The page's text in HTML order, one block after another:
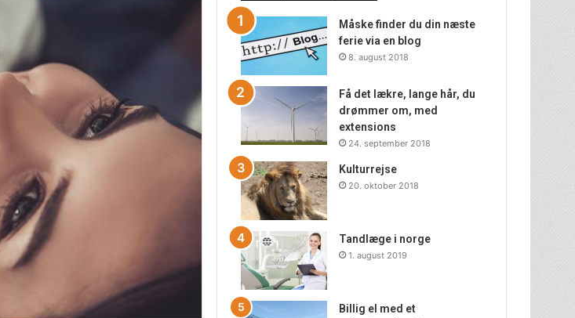
Måske finder du din næste
ferie via en blog
8. august 2018
Få det lækre, lange hår, du
drømmer om, med
extensions
24. september 2018
Kulturrejse
20. oktober 2018
Tandlæge i norge
1. august 2019
Billig el med et